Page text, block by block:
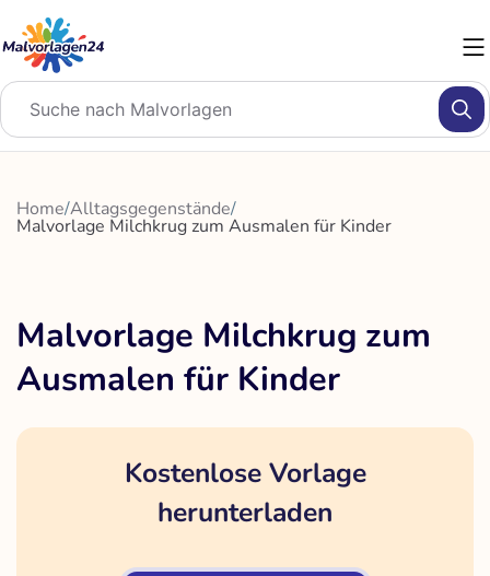
Inhalt
springen
Home/Alltagsgegenstände/
Malvorlage Milchkrug zum Ausmalen für Kinder
Malvorlage Milchkrug zum
Ausmalen für Kinder
Kostenlose Vorlage
herunterladen